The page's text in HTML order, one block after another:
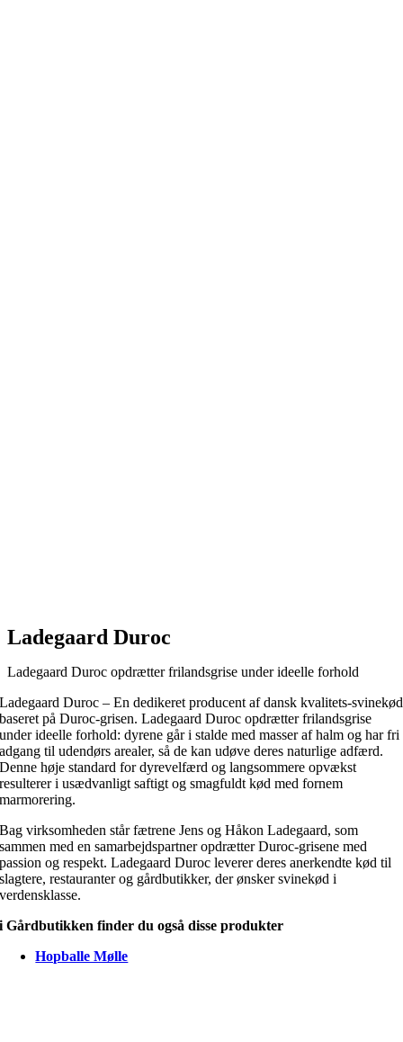
Ladegaard Duroc
Ladegaard Duroc opdrætter frilandsgrise under ideelle forhold
Ladegaard Duroc – En dedikeret producent af dansk kvalitets-svinekød
baseret på Duroc-grisen. Ladegaard Duroc opdrætter frilandsgrise
under ideelle forhold: dyrene går i stalde med masser af halm og har fri
adgang til udendørs arealer, så de kan udøve deres naturlige adfærd.
Denne høje standard for dyrevelfærd og langsommere opvækst
resulterer i usædvanligt saftigt og smagfuldt kød med fornem
marmorering.
Bag virksomheden står fætrene Jens og Håkon Ladegaard, som
sammen med en samarbejdspartner opdrætter Duroc-grisene med
passion og respekt. Ladegaard Duroc leverer deres anerkendte kød til
slagtere, restauranter og gårdbutikker, der ønsker svinekød i
verdensklasse.
i Gårdbutikken finder du også disse produkter
Hopballe Mølle